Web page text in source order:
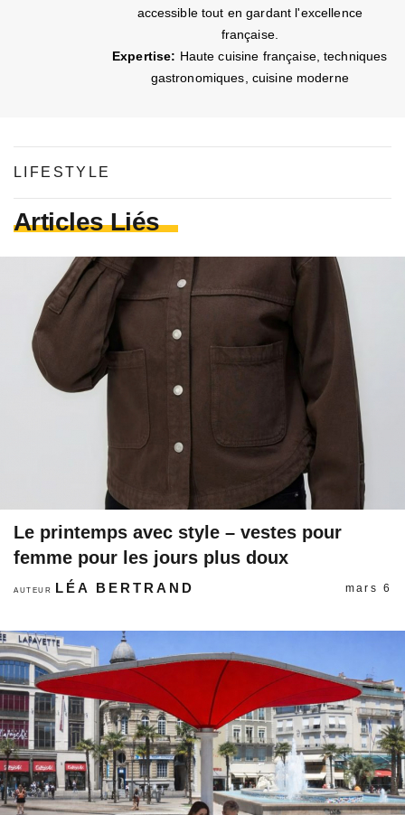
accessible tout en gardant l'excellence
française.
Expertise: Haute cuisine française, techniques
gastronomiques, cuisine moderne
LIFESTYLE
Articles Liés
Le printemps avec style – vestes pour
femme pour les jours plus doux
AUTEUR LÉA BERTRAND mars 6